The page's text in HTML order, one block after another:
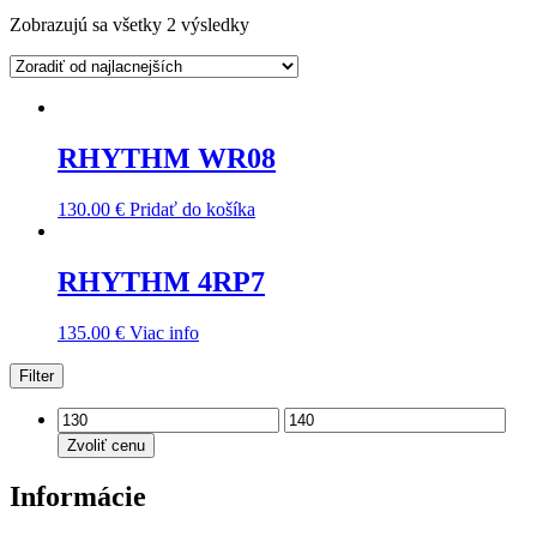
Zobrazujú sa všetky 2 výsledky
RHYTHM WR08
130.00 € Pridať do košíka
RHYTHM 4RP7
135.00 € Viac info
Filter
Zvoliť cenu
Informácie